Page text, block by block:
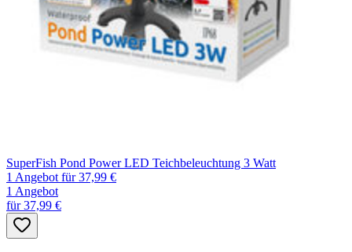
SuperFish Pond Power LED Teichbeleuchtung 3 Watt
1 Angebot für 37,99 €
1 Angebot
für 37,99 €